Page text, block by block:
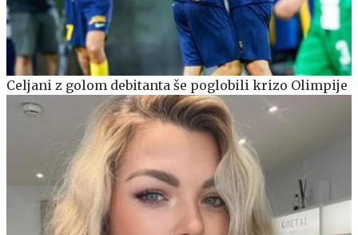
Celjani z golom debitanta še poglobili krizo Olimpije